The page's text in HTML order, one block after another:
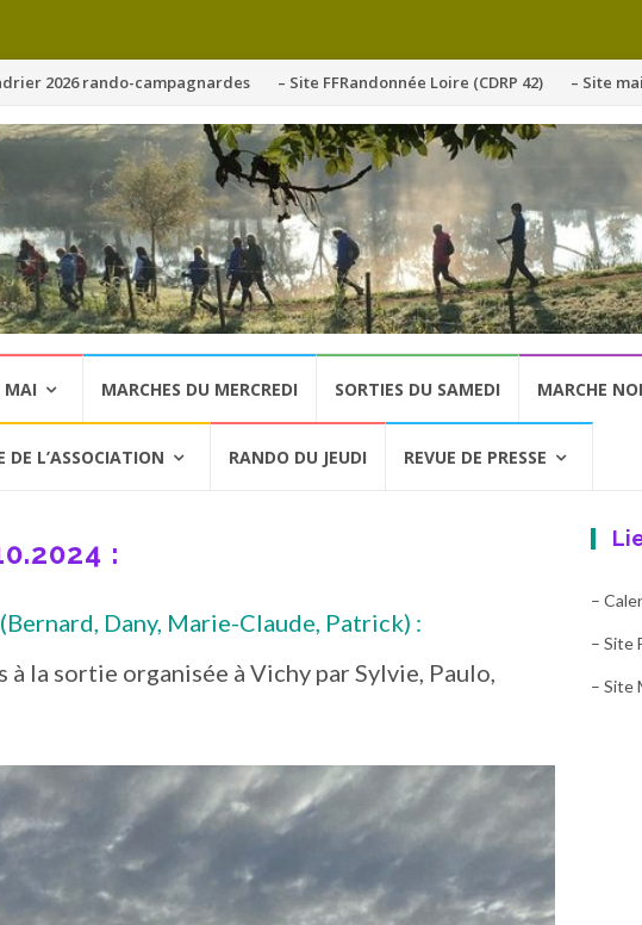
2026 rando-campagnardes – Site FFRandonnée Loire (CDRP 42) – Site
MAI MARCHES DU MERCREDI SORTIES DU SAMEDI MARCHE
DE L’ASSOCIATION RANDO DU JEUDI REVUE DE PRESSE
:
Dany, Marie-Claude, Patrick) :
à la sortie organisée à Vichy par Sylvie, Paulo,
–
– Site
– Site